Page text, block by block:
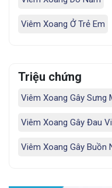
Viêm Xoang Ở Trẻ Em
Triệu chứng
Viêm Xoang Gây Sưng
Viêm Xoang Gây Đau
Viêm Xoang Gây Buồn